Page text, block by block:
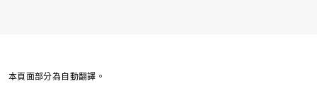
本頁面部分為自動翻譯。